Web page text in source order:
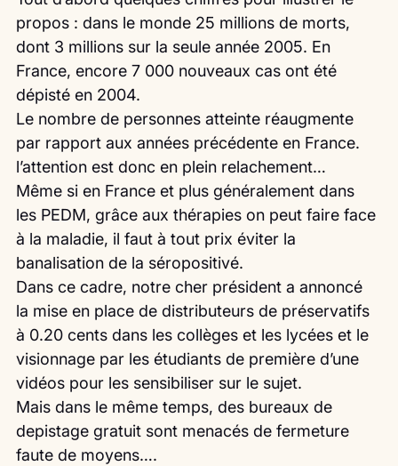
propos : dans le monde 25 millions de morts,
dont 3 millions sur la seule année 2005. En
France, encore 7 000 nouveaux cas ont été
dépisté en 2004.
Le nombre de personnes atteinte réaugmente
par rapport aux années précédente en France.
l’attention est donc en plein relachement…
Même si en France et plus généralement dans
les PEDM, grâce aux thérapies on peut faire face
à la maladie, il faut à tout prix éviter la
banalisation de la séropositivé.
Dans ce cadre, notre cher président a annoncé
la mise en place de distributeurs de préservatifs
à 0.20 cents dans les collèges et les lycées et le
visionnage par les étudiants de première d’une
vidéos pour les sensibiliser sur le sujet.
Mais dans le même temps, des bureaux de
depistage gratuit sont menacés de fermeture
faute de moyens….